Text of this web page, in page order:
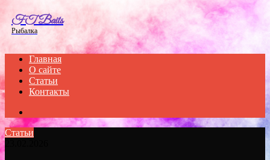
FT Baits
Рыбалка
Главная
О сайте
Статьи
Контакты
for
Статьи